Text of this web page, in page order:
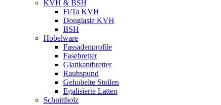
KVH & BSH
Fi/Ta KVH
Douglasie KVH
BSH
Hobelware
Fassadenprofile
Fasebretter
Glattkantbretter
Rauhspund
Gehobelte Stollen
Egalisierte Latten
Schnittholz